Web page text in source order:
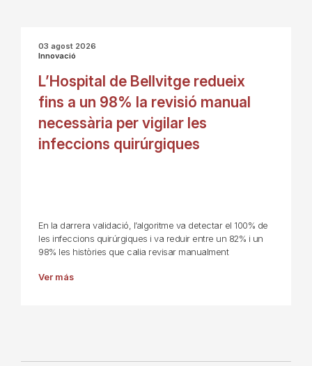
03 agost 2026
Innovació
L’Hospital de Bellvitge redueix
fins a un 98% la revisió manual
necessària per vigilar les
infeccions quirúrgiques
En la darrera validació, l’algoritme va detectar el 100% de
les infeccions quirúrgiques i va reduir entre un 82% i un
98% les històries que calia revisar manualment
Ver más